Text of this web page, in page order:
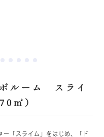
ルーム スライ
㎡）
ー「スライム」をはじめ、「ド